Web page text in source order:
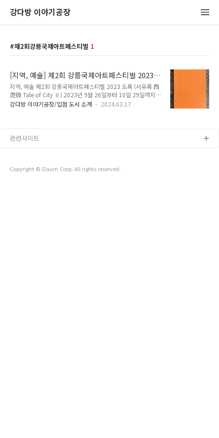
강다방 이야기공장
제2회강릉국제아트페스티벌 1
[지역, 예술] 제2회 강릉국제아트페스티벌 2023
(서유록) 도록
지역, 예술 제2회 강릉국제아트페스티벌 2023 도록 (서유록 西
遊錄 Tale of City Ⅱ) 2023년 9월 26일부터 10일 29일까지
진행된 제2회 강릉국제아트페스티벌 도록. 제2회 강릉국제아트
참가한 작가와 프로그램 등이 정리되어 있다. 제목 : 제2회 강릉
: 979-11-980083-2-9 (93600..
강다방 이야기공장/입점 도서 소개 2024.03.17
Copyright © Daum Corp. All rights reserved.
관련사이트